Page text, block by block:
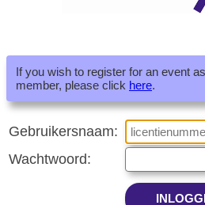
If you wish to register for an event
member, please click here.
Gebruikersnaam:
Wachtwoord: